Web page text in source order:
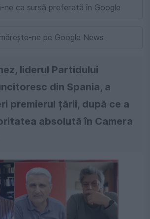
ne ca sursă preferată în Google
ne pe Google News
liderul Partidului
din Spania, a
premierul țării, după ce a
absolută în Camera